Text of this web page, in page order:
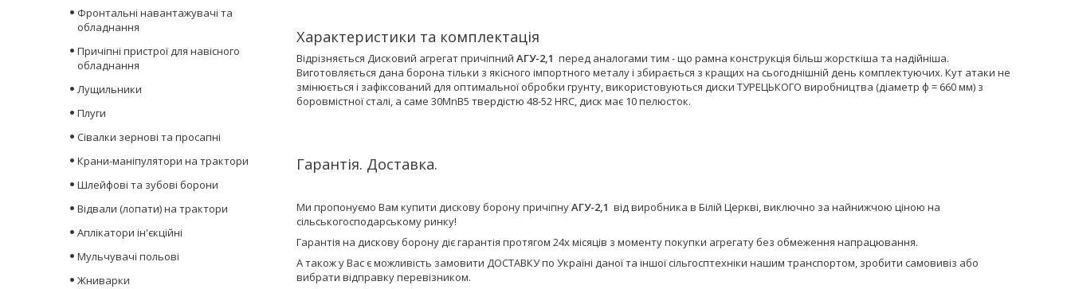
Характеристики та комплектація
Відрізняється Дисковий агрегат причіпний АГУ-2,1 перед аналогами тим - що рамна конструкція більш жорсткіша та надійніша.
Виготовляється дана борона тільки з якісного імпортного металу і збирається з кращих на сьогоднішній день комплектуючих. Кут атаки не
змінюється і зафіксований для оптимальної обробки грунту, використовуються диски ТУРЕЦЬКОГО виробництва (діаметр ф = 660 мм) з
боровмістної сталі, а саме 30MnB5 твердістю 48-52 HRC, диск має 10 пелюсток.
Гарантія. Доставка.
Ми пропонуємо Вам купити дискову борону причіпнуАГУ-2,1 від виробника в Білій Церкві, виключно за найнижчою ціною на
сільськогосподарському ринку!
Гарантія на дискову борону діє гарантія протягом 24х місяців з моменту покупки агрегату без обмеження напрацювання.
А також у Вас є можливість замовити ДОСТАВКУ по Україні даної та іншої сільгосптехніки нашим транспортом, зробити самовивіз або
вибрати відправку перевізником.
Фронтальні навантажувачі та
обладнання
Причіпні пристрої для навісного
обладнання
Лущильники
Плуги
Сівалки зернові та просапні
Крани-маніпулятори на трактори
Шлейфові та зубові борони
Відвали (лопати) на трактори
Аплікатори ін'єкційні
Мульчувачі польові
Жниварки